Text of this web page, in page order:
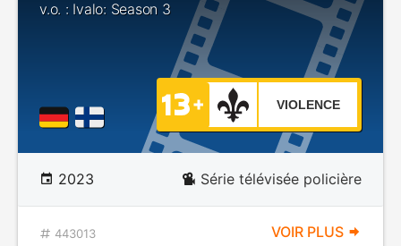
v.o. : Ivalo: Season 3
VIOLENCE
2023 Série télévisée policière
443013 VOIR PLUS